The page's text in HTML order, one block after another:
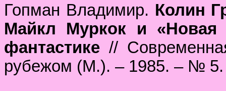
Гопман Владимир. Колин
Майкл Муркок и «Новая
фантастике //
рубежом (М.). – 1985. – №